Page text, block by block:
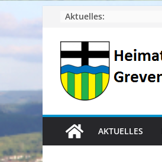
springen
Aktuelles:
AKTUELLES